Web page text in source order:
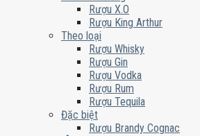
Rượu X.O
Rượu King Arthur
Theo loại
Rượu Whisky
Rượu Gin
Rượu Vodka
Rượu Rum
Rượu Tequila
Đặc biệt
Rượu Brandy Cognac